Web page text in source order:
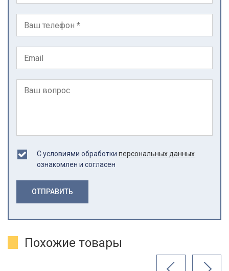
С условиями обработки персональных данных
ознакомлен и согласен
ОТПРАВИТЬ
Похожие товары